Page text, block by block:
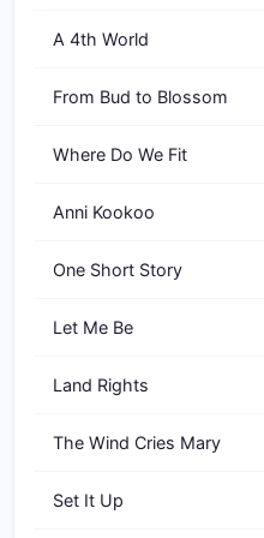
A 4th World
From Bud to Blossom
Where Do We Fit
Anni Kookoo
One Short Story
Let Me Be
Land Rights
The Wind Cries Mary
Set It Up